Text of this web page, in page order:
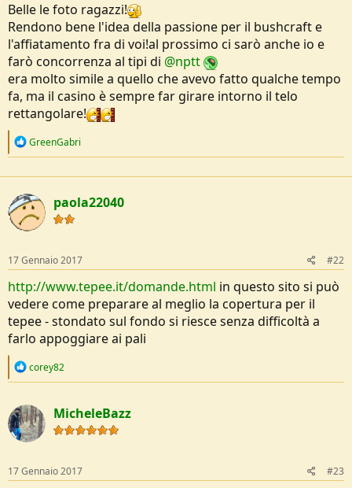
s
i
o
e
Belle le foto ragazzi!
Rendono bene l'idea della passione per il bushcraft e
l'affiatamento fra di voi!al prossimo ci sarò anche io e
farò concorrenza al tipi di @nptt
era molto simile a quello che avevo fatto qualche tempo
fa, ma il casino è sempre far girare intorno il telo
rettangolare!
R
c
t
i
o
n
GreenGabri
paola22040
17 Gennaio 2017 #22
http://www.tepee.it/domande.html in questo sito si può
vedere come preparare al meglio la copertura per il
tepee - stondato sul fondo si riesce senza difficoltà a
farlo appoggiare ai pali
R
c
t
i
o
s
:
corey82
MicheleBazz
17 Gennaio 2017 #23